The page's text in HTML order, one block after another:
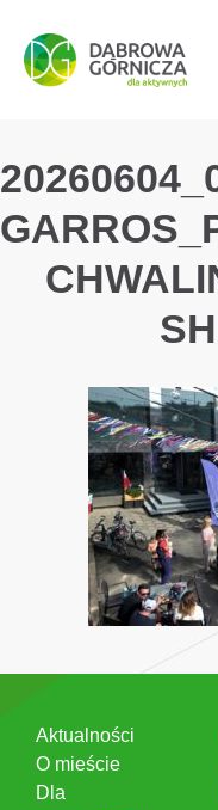
PRZEJDŹ DO
PRZEJDŹ DO
PRZEJDŹ DO
Aktualności
O mieście
Dla